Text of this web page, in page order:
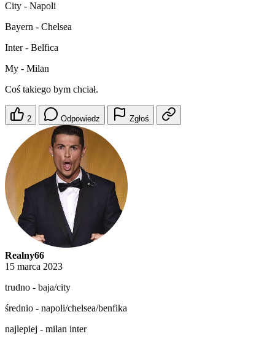
City - Napoli
Bayern - Chelsea
Inter - Belfica
My - Milan
Coś takiego bym chciał.
2 Odpowiedz Zgłoś
Realny66
15 marca 2023
trudno - baja/city
średnio - napoli/chelsea/benfika
najlepiej - milan inter